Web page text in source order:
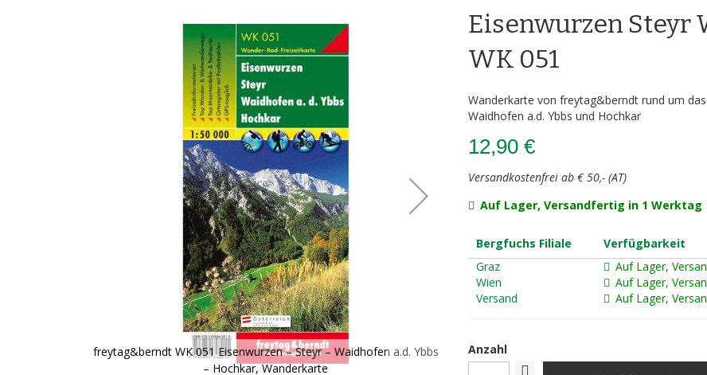
freytag&berndt WK 051 Eisenwurzen – Steyr – Waidhofen a.d. Ybbs
– Hochkar, Wanderkarte
freytag&berndt WK 051 Eisenwurzen – Steyr –
Eisenwurzen Steyr
WK 051
Wanderkarte von freytag&berndt rund um
Waidhofen a.d. Ybbs und Hochkar
12,90 €
Versandkostenfrei ab € 50,- (AT)
Auf Lager, Versandfertig in 1 Werktag
Bergfuchs Filiale
Verfügbarkeit
Graz
Auf Lager,
Wien
Auf Lager,
Versand
Auf Lager,
Anzahl